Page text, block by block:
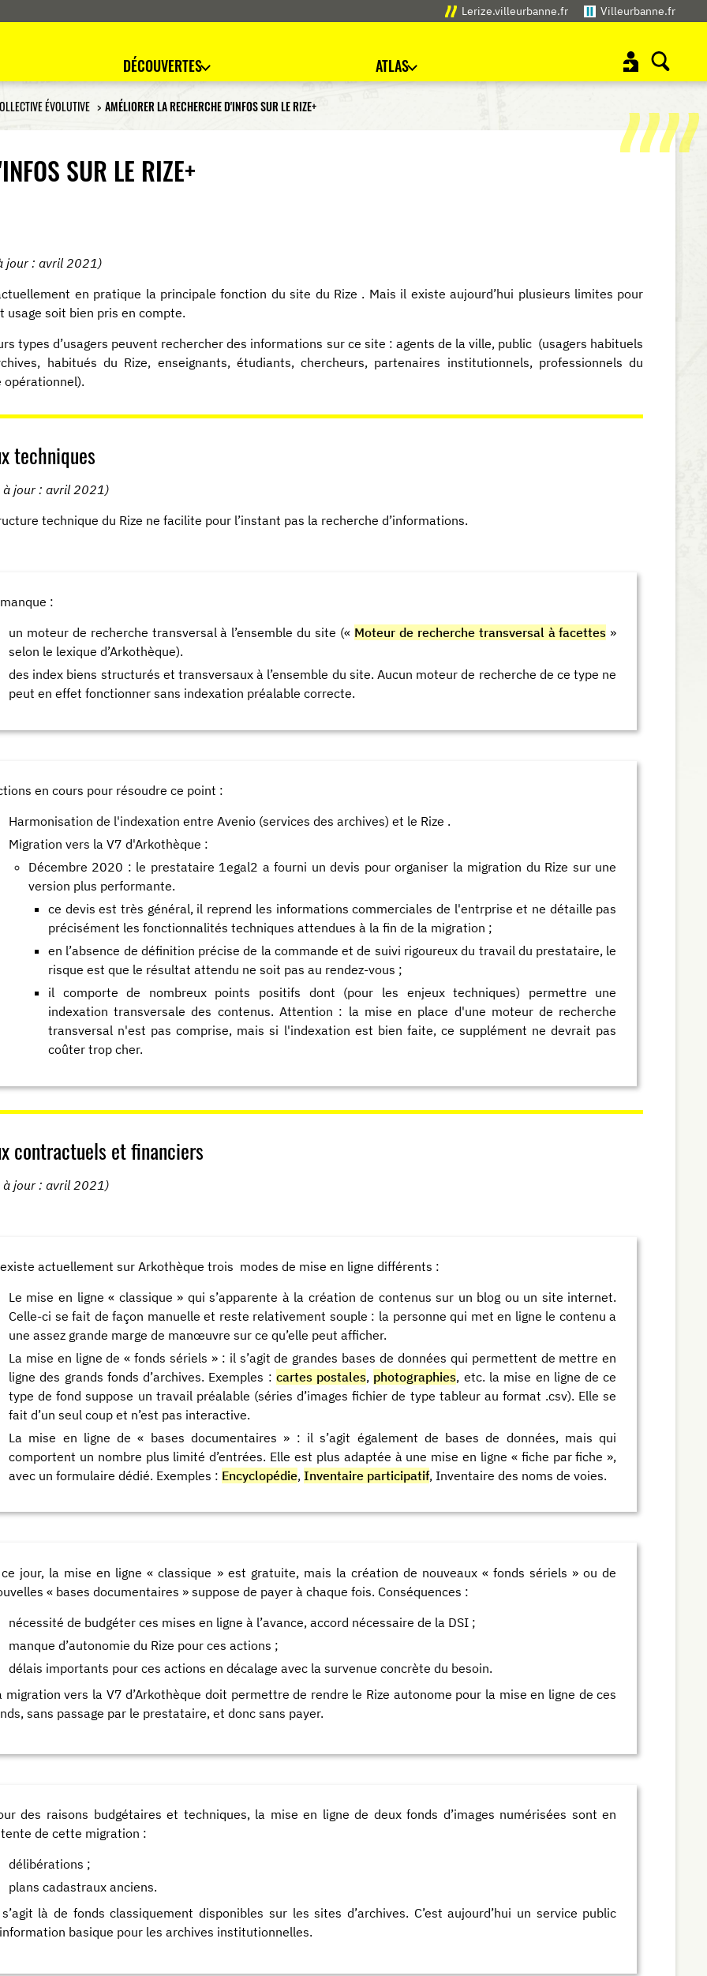
Lerize.villeurbanne.fr Villeurbanne.fr
DÉCOUVERTES ATLAS
ÉVOLUTIVE AMÉLIORER LA RECHERCHE D'INFOS SUR LE RIZE+
SUR LE RIZE+
jour : avril 2021)
en pratique la principale fonction du site du Rize . Mais il existe aujourd’hui plusieurs limites pour
usage soit bien pris en compte.
types d’usagers peuvent rechercher des informations sur ce site : agents de la ville, public (usagers habituels
habitués du Rize, enseignants, étudiants, chercheurs, partenaires institutionnels, professionnels du
opérationnel).
techniques
à jour : avril 2021)
technique du Rize ne facilite pour l’instant pas la recherche d’informations.
:
un moteur de recherche transversal à l’ensemble du site (« Moteur de recherche transversal à facettes »
selon le lexique d’Arkothèque).
des index biens structurés et transversaux à l’ensemble du site. Aucun moteur de recherche de ce type ne
peut en effet fonctionner sans indexation préalable correcte.
en cours pour résoudre ce point :
Harmonisation de l'indexation entre Avenio (services des archives) et le Rize .
Migration vers la V7 d'Arkothèque :
Décembre 2020 : le prestataire 1egal2 a fourni un devis pour organiser la migration du Rize sur une
version plus performante.
ce devis est très général, il reprend les informations commerciales de l'entrprise et ne détaille pas
précisément les fonctionnalités techniques attendues à la fin de la migration ;
en l’absence de définition précise de la commande et de suivi rigoureux du travail du prestataire, le
risque est que le résultat attendu ne soit pas au rendez-vous ;
il comporte de nombreux points positifs dont (pour les enjeux techniques) permettre une
indexation transversale des contenus. Attention : la mise en place d'une moteur de recherche
transversal n'est pas comprise, mais si l'indexation est bien faite, ce supplément ne devrait pas
coûter trop cher.
contractuels et financiers
à jour : avril 2021)
actuellement sur Arkothèque trois modes de mise en ligne différents :
Le mise en ligne « classique » qui s’apparente à la création de contenus sur un blog ou un site internet.
Celle-ci se fait de façon manuelle et reste relativement souple : la personne qui met en ligne le contenu a
une assez grande marge de manœuvre sur ce qu’elle peut afficher.
La mise en ligne de « fonds sériels » : il s’agit de grandes bases de données qui permettent de mettre en
ligne des grands fonds d’archives. Exemples : cartes postales, photographies, etc. la mise en ligne de ce
type de fond suppose un travail préalable (séries d’images fichier de type tableur au format .csv). Elle se
fait d’un seul coup et n’est pas interactive.
La mise en ligne de « bases documentaires » : il s’agit également de bases de données, mais qui
comportent un nombre plus limité d’entrées. Elle est plus adaptée à une mise en ligne « fiche par fiche »,
avec un formulaire dédié. Exemples : Encyclopédie, Inventaire participatif, Inventaire des noms de voies.
jour, la mise en ligne « classique » est gratuite, mais la création de nouveaux « fonds sériels » ou de
« bases documentaires » suppose de payer à chaque fois. Conséquences :
nécessité de budgéter ces mises en ligne à l’avance, accord nécessaire de la DSI ;
manque d’autonomie du Rize pour ces actions ;
délais importants pour ces actions en décalage avec la survenue concrète du besoin.
migration vers la V7 d’Arkothèque doit permettre de rendre le Rize autonome pour la mise en ligne de ces
sans passage par le prestataire, et donc sans payer.
des raisons budgétaires et techniques, la mise en ligne de deux fonds d’images numérisées sont en
de cette migration :
délibérations ;
plans cadastraux anciens.
là de fonds classiquement disponibles sur les sites d’archives. C’est aujourd’hui un service public
basique pour les archives institutionnelles.